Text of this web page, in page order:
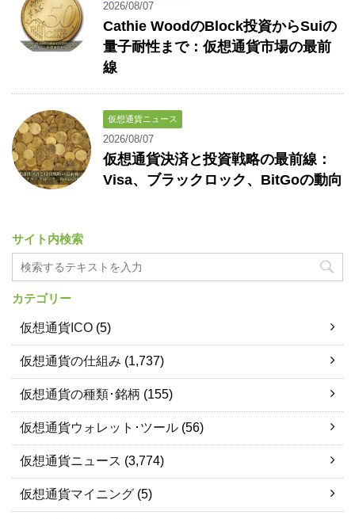
2026/08/07
Cathie WoodのBlock投資からSuiの
量子耐性まで：仮想通貨市場の最前
線
仮想通貨ニュース
2026/08/07
仮想通貨決済と投資戦略の最前線：
Visa、ブラックロック、BitGoの動向
サイト内検索
カテゴリー
仮想通貨ICO (5)
仮想通貨の仕組み (1,737)
仮想通貨の種類･銘柄 (155)
仮想通貨ウォレット･ツール (56)
仮想通貨ニュース (3,774)
仮想通貨マイニング (5)